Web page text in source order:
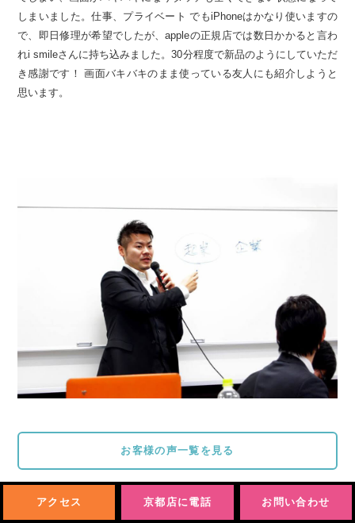
しまいました。仕事、プライベート でもiPhoneはかなり使いますの
で、即日修理が希望でしたが、appleの正規店では数日かかると言わ
れi smileさんに持ち込みました。30分程度で新品のようにしていただ
き感謝です！ 画面バキバキのまま使っている友人にも紹介しようと
思います。
お客様の声一覧を見る
アクセス 京都店に電話 お問い合わせ